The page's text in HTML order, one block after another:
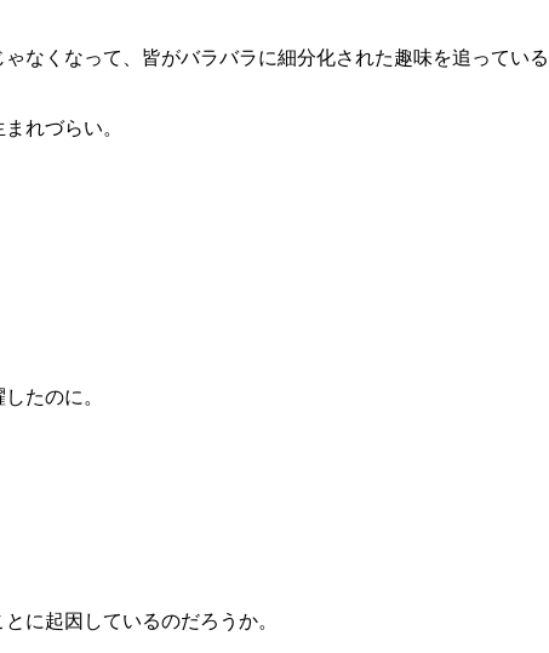
なくなって、皆がバラバラに細分化された趣味を追っている
れづらい。
たのに。
に起因しているのだろうか。